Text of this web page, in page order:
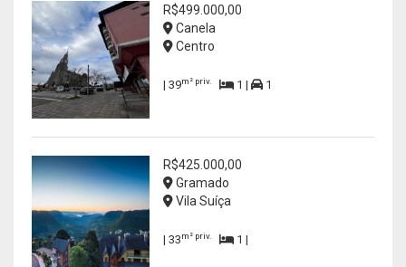
R$499.000,00
Canela
Centro
| 39m² priv. 1 | 1
R$425.000,00
Gramado
Vila Suíça
| 33m² priv. 1 |